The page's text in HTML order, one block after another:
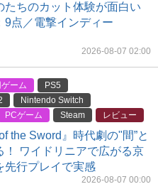
たちのカット体験が面白い
9点／電撃インディー
2026-08-07 02:00
ーム
PS5
Nintendo Switch
PCゲーム Steam レビュー
the Sword』時代劇の"間”と
！ ワイドリニアで広がる京
先行プレイで実感
2026-08-07 00:00